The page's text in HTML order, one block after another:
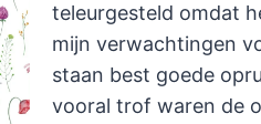
teleurgesteld omdat
mijn verwachtingen
staan best goede
vooral trof waren de